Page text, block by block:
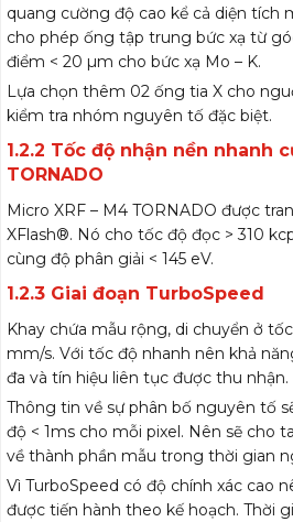
quang cường độ cao kể cả diện tích
cho phép ống tập trung bức xạ từ
điểm < 20 µm cho bức xạ Mo – K.
Lựa chọn thêm 02 ống tia X cho
kiểm tra nhóm nguyên tố đặc biệt.
1.2.2 Tốc độ nhận nền nhanh
TORNADO
Micro XRF – M4 TORNADO được
XFlash®. Nó cho tốc độ đọc > 310
cùng độ phân giải < 145 eV.
1.2.3 Giai đoạn TurboSpeed
Khay chứa mẫu rộng, di chuyển ở
mm/s. Với tốc độ nhanh nên khả
đa và tín hiệu liên tục được thu nhận.
Thông tin về sự phân bố nguyên tố
độ < 1ms cho mỗi pixel. Nên sẽ cho
về thành phần mẫu trong thời gian
Vì TurboSpeed có độ chính xác cao
được tiến hành theo kế hoạch. Thời